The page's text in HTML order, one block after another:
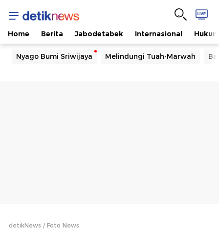
Home Berita Jabodetabek Internasional Hukum
Nyago Bumi Sriwijaya Melindungi Tuah-Marwah
detikNews Foto News